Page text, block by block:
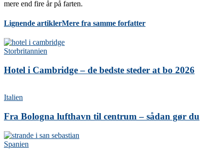
mere end fire år på farten.
Lignende artiklerMere fra samme forfatter
Storbritannien
Hotel i Cambridge – de bedste steder at bo 2026
Italien
Fra Bologna lufthavn til centrum – sådan gør du
Spanien